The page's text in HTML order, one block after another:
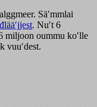
Säʹmmlai
. Nuʹt 6
miljoon oummu koʹlle
vuuʹdest.